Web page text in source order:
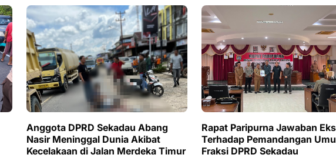
Anggota DPRD Sekadau Abang
Nasir Meninggal Dunia Akibat
Kecelakaan di Jalan Merdeka Timur
Rapat Paripurna Jawaban
Terhadap Pemandangan
Fraksi DPRD Sekadau